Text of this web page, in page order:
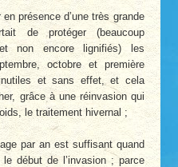
présence d’une très grande
de protéger (beaucoup
non encore lignifiés) les
octobre et première
et sans effet, et cela
grâce à une réinvasion qui
le traitement hivernal ;
par an est suffisant quand
début de l’invasion ; parce